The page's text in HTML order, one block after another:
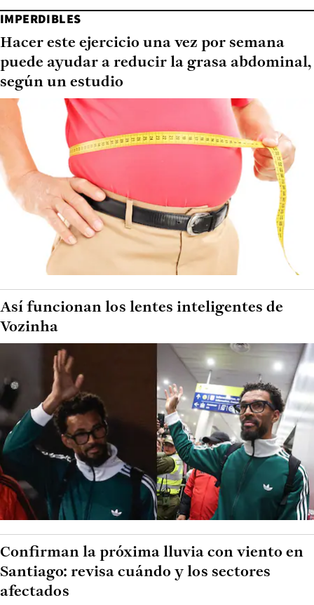
IMPERDIBLES
Hacer este ejercicio una vez por semana
puede ayudar a reducir la grasa abdominal,
según un estudio
Así funcionan los lentes inteligentes de
Vozinha
Confirman la próxima lluvia con viento en
Santiago: revisa cuándo y los sectores
afectados